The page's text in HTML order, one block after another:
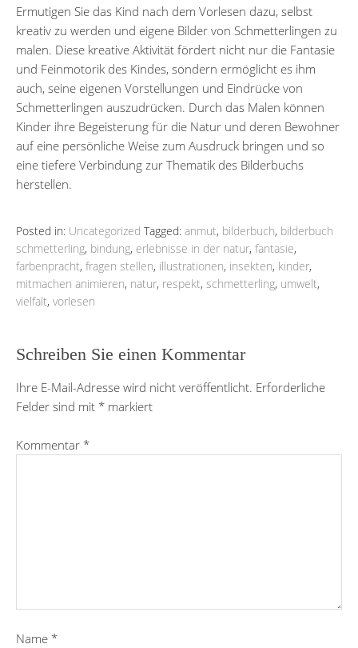
Ermutigen Sie das Kind nach dem Vorlesen dazu, selbst
kreativ zu werden und eigene Bilder von Schmetterlingen zu
malen. Diese kreative Aktivität fördert nicht nur die Fantasie
und Feinmotorik des Kindes, sondern ermöglicht es ihm
auch, seine eigenen Vorstellungen und Eindrücke von
Schmetterlingen auszudrücken. Durch das Malen können
Kinder ihre Begeisterung für die Natur und deren Bewohner
auf eine persönliche Weise zum Ausdruck bringen und so
eine tiefere Verbindung zur Thematik des Bilderbuchs
herstellen.
Posted in: Uncategorized Tagged: anmut, bilderbuch, bilderbuch
schmetterling, bindung, erlebnisse in der natur, fantasie,
farbenpracht, fragen stellen, illustrationen, insekten, kinder,
mitmachen animieren, natur, respekt, schmetterling, umwelt,
vielfalt, vorlesen
Schreiben Sie einen Kommentar
Ihre E-Mail-Adresse wird nicht veröffentlicht. Erforderliche
Felder sind mit * markiert
Kommentar *
Name *